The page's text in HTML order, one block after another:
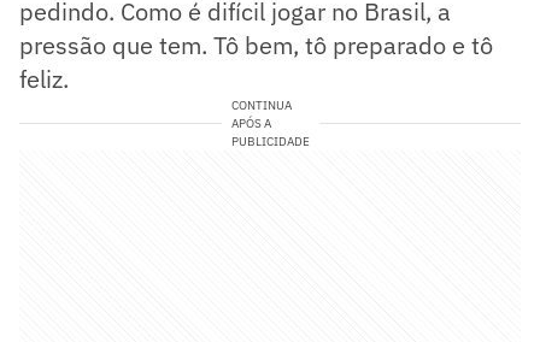
pedindo. Como é difícil jogar no Brasil, a
pressão que tem. Tô bem, tô preparado e tô
feliz.
CONTINUA
APÓS A
PUBLICIDADE